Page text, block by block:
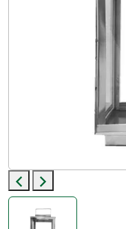
Previous
Next